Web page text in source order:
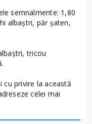
semnalmente: 1,80
albaștri, păr șaten,
tricou
cu privire la această
celei mai